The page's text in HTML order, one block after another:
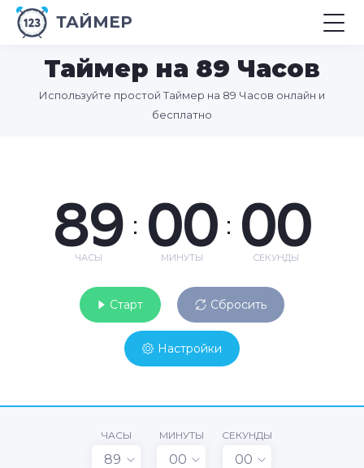
ТАЙМЕР
Таймер на 89 Часов
Используйте простой Таймер на 89 Часов онлайн и
бесплатно
89
ЧАСЫ
: 00
МИНУТЫ
: 00
СЕКУНДЫ
Старт Сбросить
Настройки
ЧАСЫ
89
МИНУТЫ
00
СЕКУНДЫ
00